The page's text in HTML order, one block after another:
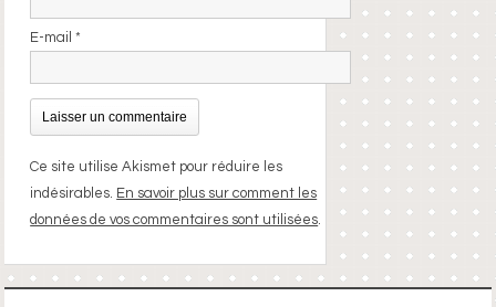
E-mail*
Ce site utilise Akismet pour réduire les
indésirables. En savoir plus sur comment les
données de vos commentaires sont utilisées